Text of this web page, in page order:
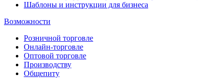
Шаблоны и инструкции для бизнеса
Возможности
Розничной торговле
Онлайн-торговле
Оптовой торговле
Производству
Общепиту